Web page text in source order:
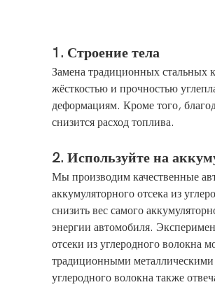
1. Строение тела
Замена традиционных стальных
жёсткостью и прочностью
деформациям. Кроме того,
снизится расход топлива.
2. Используйте на
Мы производим качественные
аккумуляторного отсека из
снизить вес самого
энергии автомобиля.
отсеки из углеродного волокна
традиционными металлическими
углеродного волокна также